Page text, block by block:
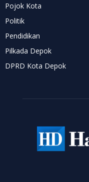
Pojok Kota
Politik
Pendidikan
Pilkada Depok
DPRD Kota Depok